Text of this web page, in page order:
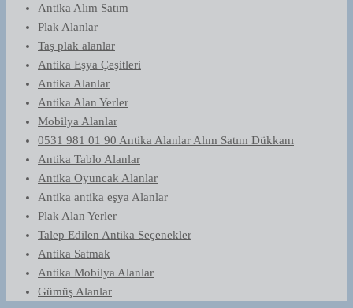
Antika Alım Satım
Plak Alanlar
Taş plak alanlar
Antika Eşya Çeşitleri
Antika Alanlar
Antika Alan Yerler
Mobilya Alanlar
0531 981 01 90 Antika Alanlar Alım Satım Dükkanı
Antika Tablo Alanlar
Antika Oyuncak Alanlar
Antika antika eşya Alanlar
Plak Alan Yerler
Talep Edilen Antika Seçenekler
Antika Satmak
Antika Mobilya Alanlar
Gümüş Alanlar